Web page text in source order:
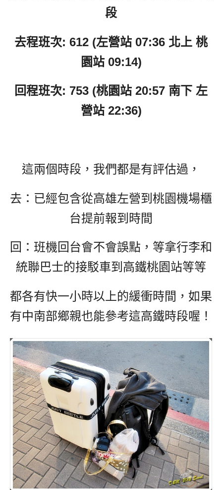
段
去程班次: 612 (左營站 07:36 北上 桃
園站 09:14)
回程班次: 753 (桃園站 20:57 南下 左
營站 22:36)
這兩個時段，我們都是有評估過，
去：已經包含從高雄左營到桃園機場櫃
台提前報到時間
回：班機回台會不會誤點，等拿行李和
統聯巴士的接駁車到高鐵桃園站等等
都各有快一小時以上的緩衝時間，如果
有中南部鄉親也能參考這高鐵時段喔！